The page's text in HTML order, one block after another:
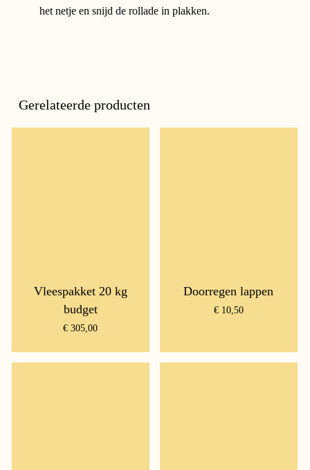
het netje en snijd de rollade in plakken.
Gerelateerde producten
Vleespakket 20 kg
budget
€ 305,00
Doorregen lappen
€10,50